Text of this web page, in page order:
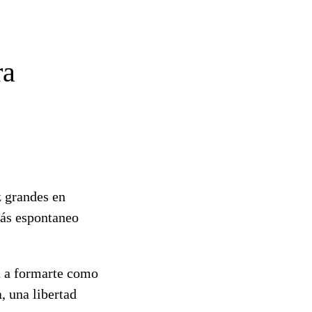
en
espontaneo
a formarte como
una libertad